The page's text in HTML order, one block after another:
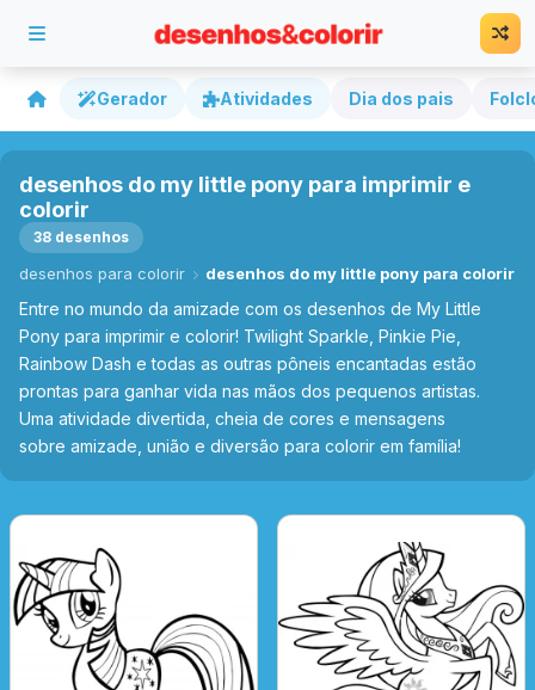
Gerador Atividades Dia dos pais
desenhos do my little pony para imprimir e
colorir
38 desenhos
desenhos para colorir desenhos do my little pony para colorir
Entre no mundo da amizade com os desenhos de My Little
Pony para imprimir e colorir! Twilight Sparkle, Pinkie Pie,
Rainbow Dash e todas as outras pôneis encantadas estão
prontas para ganhar vida nas mãos dos pequenos artistas.
Uma atividade divertida, cheia de cores e mensagens
sobre amizade, união e diversão para colorir em família!